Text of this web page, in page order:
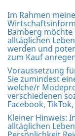
Im Rahmen
Bamberg
alltäglichen
werden und
zum Kauf
Voraussetzung
Sie zumindest
welche/r
verschiedenen
Facebook,
Kleiner Hinweis:
alltäglichen